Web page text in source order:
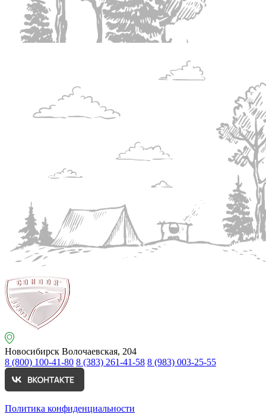
Новосибирск Волочаевская, 204
8 (800) 100-41-80 8 (383) 261-41-58 8 (983) 003-25-55
Политика конфиденциальности